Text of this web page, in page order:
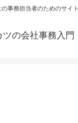
の事務担当者のためのサイト
ツの会社事務入門